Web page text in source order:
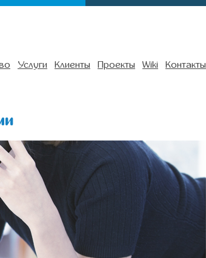
Услуги Клиенты Проекты Wiki Контакты